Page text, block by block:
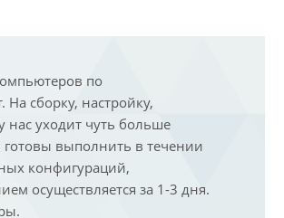
по
сборку, настройку,
нас уходит чуть больше
выполнить в течении
конфигураций,
осуществляется за 1-3 дня.